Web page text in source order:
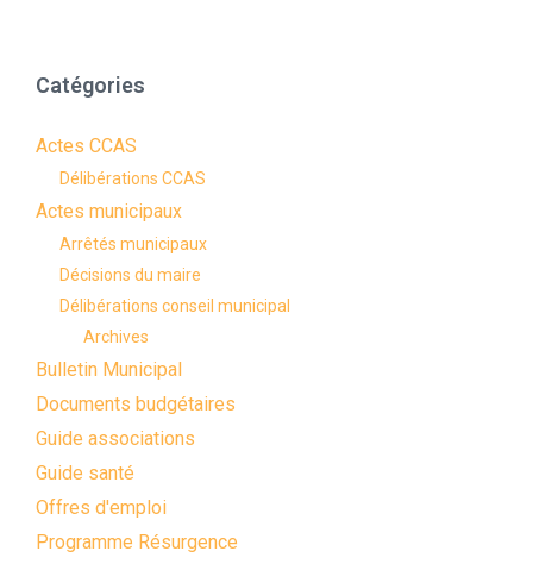
Catégories
Actes CCAS
Délibérations CCAS
Actes municipaux
Arrêtés municipaux
Décisions du maire
Délibérations conseil municipal
Archives
Bulletin Municipal
Documents budgétaires
Guide associations
Guide santé
Offres d'emploi
Programme Résurgence